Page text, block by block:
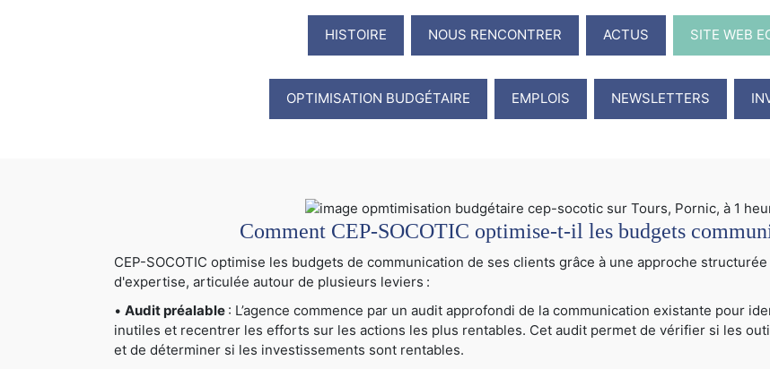
HISTOIRE NOUS RENCONTRER ACTUS SITE WEB
OPTIMISATION BUDGÉTAIRE EMPLOIS NEWSLETTERS
Comment CEP-SOCOTIC optimise-t-il les budgets
CEP-SOCOTIC optimise les budgets de communication de ses clients grâce à une approche
d'expertise, articulée autour de plusieurs leviers :
• Audit préalable : L’agence commence par un audit approfondi de la communication existante pour
inutiles et recentrer les efforts sur les actions les plus rentables. Cet audit permet de vérifier si les
et de déterminer si les investissements sont rentables.